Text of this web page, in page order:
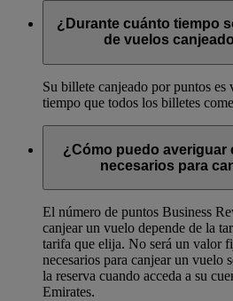
¿Durante cuánto tiempo
de vuelos
Su billete canjeado por puntos
tiempo que todos los billetes
¿Cómo puedo averiguar
necesarios para
El número de puntos Business
canjear un vuelo depende de la
tarifa que elija. No será un valor
necesarios para canjear un vuelo
la reserva cuando acceda a su
Emirates.